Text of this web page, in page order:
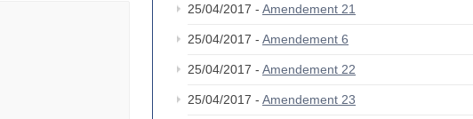
25/04/2017 - Amendement 21
25/04/2017 - Amendement 6
25/04/2017 - Amendement 22
25/04/2017 - Amendement 23